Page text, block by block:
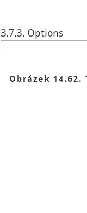
3.7.3. Options
Obrázek